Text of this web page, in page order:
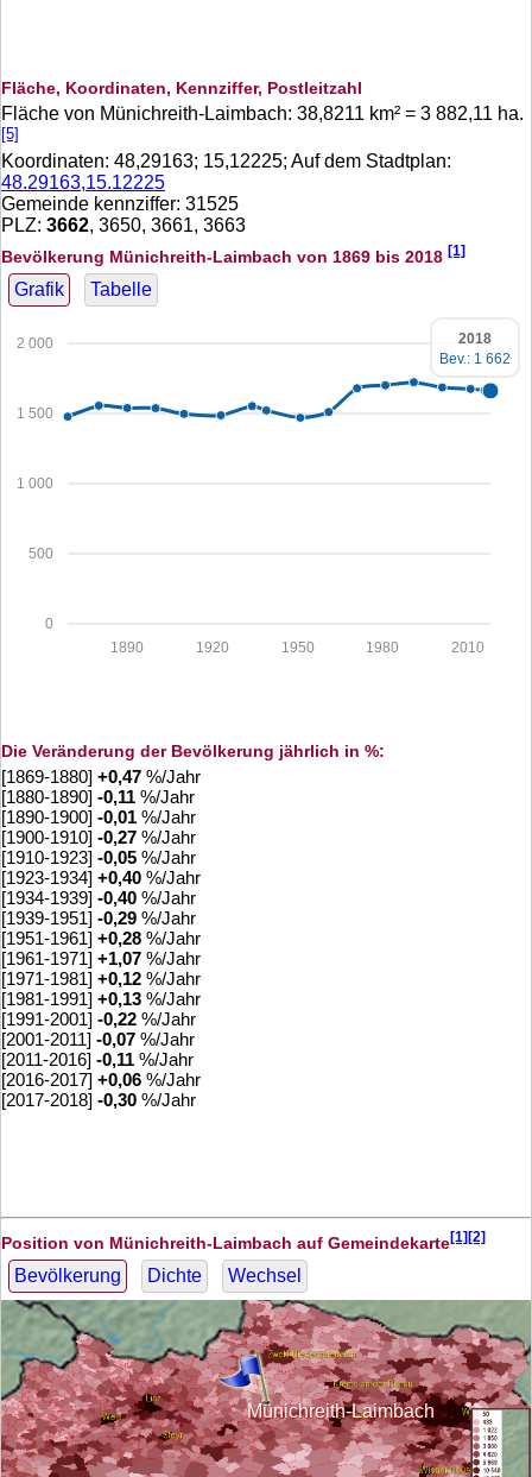
Fläche, Koordinaten, Kennziffer, Postleitzahl
Fläche von Münichreith-Laimbach: 38,8211 km² = 3 882,11 ha.
[5]
Koordinaten: 48,29163; 15,12225; Auf dem Stadtplan:
48.29163,15.12225
Gemeinde kennziffer: 31525
PLZ: 3662, 3650, 3661, 3663
Bevölkerung Münichreith-Laimbach von 1869 bis 2018 [1]
Grafik Tabelle
0
500
1 000
1 500
2 000
2010
1980
1950
1920
1890
2018
Bev.: 1 662
Die Veränderung der Bevölkerung jährlich in %:
[1869-1880] +0,47 %/Jahr
[1880-1890] -0,11 %/Jahr
[1890-1900] -0,01 %/Jahr
[1900-1910] -0,27 %/Jahr
[1910-1923] -0,05 %/Jahr
[1923-1934] +0,40 %/Jahr
[1934-1939] -0,40 %/Jahr
[1939-1951] -0,29 %/Jahr
[1951-1961] +0,28 %/Jahr
[1961-1971] +1,07 %/Jahr
[1971-1981] +0,12 %/Jahr
[1981-1991] +0,13 %/Jahr
[1991-2001] -0,22 %/Jahr
[2001-2011] -0,07 %/Jahr
[2011-2016] -0,11 %/Jahr
[2016-2017] +0,06 %/Jahr
[2017-2018] -0,30 %/Jahr
Position von Münichreith-Laimbach auf Gemeindekarte[1][2]
Bevölkerung Dichte Wechsel
Münichreith-Laimbach